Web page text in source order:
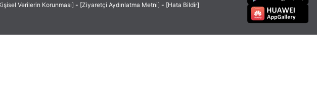
Verilerin Korunması] - [Ziyaretçi Aydınlatma Metni] - [Hata Bildir]